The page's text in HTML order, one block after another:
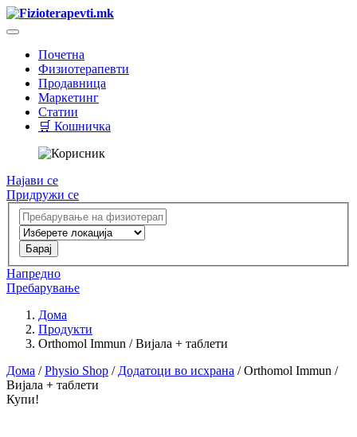
Почетна
Физиотерапевти
Продавница
Маркетинг
Статии
🛒 Кошничка
Најави се
Придружи се
Напредно
Пребарување
Дома
Продукти
Orthomol Immun / Вијала + таблети
Дома /Physio Shop / Додатоци во исхрана / Orthomol Immun /
Вијала + таблети
Купи!